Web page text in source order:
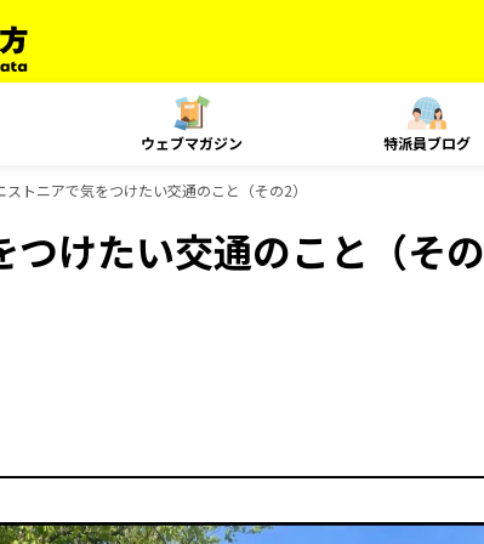
ウェブマガジン 特派員ブログ
ストニアで気をつけたい交通のこと（その2）
つけたい交通のこと（その